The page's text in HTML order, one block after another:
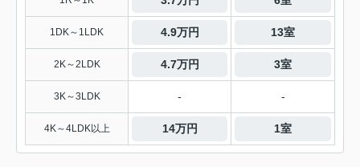
1DK～1LDK 4.9万円 13室
2K～2LDK 4.7万円 3室
3K～3LDK - -
4K～4LDK以上 14万円 1室